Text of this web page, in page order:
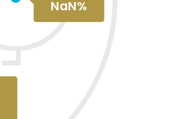
NaN%